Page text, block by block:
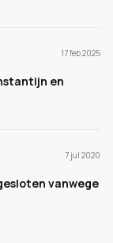
17 feb 2025
en
7 jul 2020
vanwege